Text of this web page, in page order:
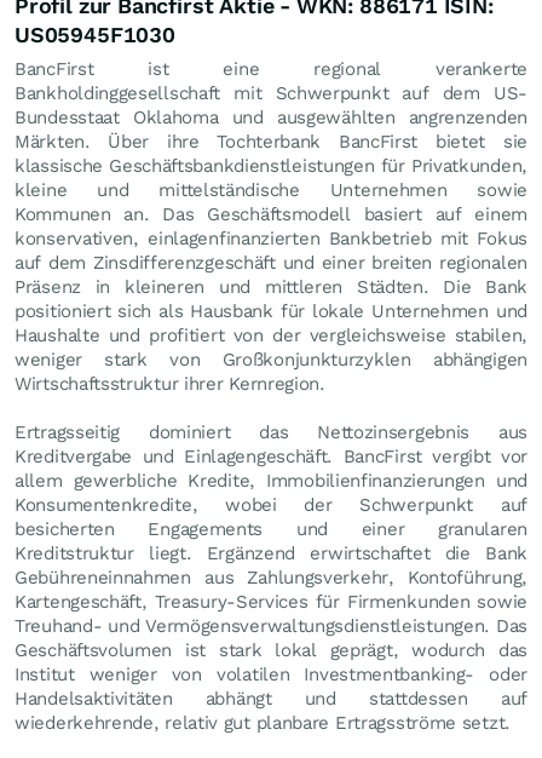
Profil zur Bancfirst Aktie - WKN: 886171 ISIN:
US05945F1030
BancFirst ist eine regional verankerte
Bankholdinggesellschaft mit Schwerpunkt auf dem US-
Bundesstaat Oklahoma und ausgewählten angrenzenden
Märkten. Über ihre Tochterbank BancFirst bietet sie
klassische Geschäftsbankdienstleistungen für Privatkunden,
kleine und mittelständische Unternehmen sowie
Kommunen an. Das Geschäftsmodell basiert auf einem
konservativen, einlagenfinanzierten Bankbetrieb mit Fokus
auf dem Zinsdifferenzgeschäft und einer breiten regionalen
Präsenz in kleineren und mittleren Städten. Die Bank
positioniert sich als Hausbank für lokale Unternehmen und
Haushalte und profitiert von der vergleichsweise stabilen,
weniger stark von Großkonjunkturzyklen abhängigen
Wirtschaftsstruktur ihrer Kernregion.
Ertragsseitig dominiert das Nettozinsergebnis aus
Kreditvergabe und Einlagengeschäft. BancFirst vergibt vor
allem gewerbliche Kredite, Immobilienfinanzierungen und
Konsumentenkredite, wobei der Schwerpunkt auf
besicherten Engagements und einer granularen
Kreditstruktur liegt. Ergänzend erwirtschaftet die Bank
Gebühreneinnahmen aus Zahlungsverkehr, Kontoführung,
Kartengeschäft, Treasury-Services für Firmenkunden sowie
Treuhand- und Vermögensverwaltungsdienstleistungen. Das
Geschäftsvolumen ist stark lokal geprägt, wodurch das
Institut weniger von volatilen Investmentbanking- oder
Handelsaktivitäten abhängt und stattdessen auf
wiederkehrende, relativ gut planbare Ertragsströme setzt.